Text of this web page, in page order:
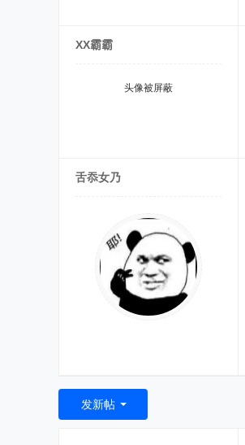
XX霸霸
头像被屏蔽
舌忝女乃
发新帖